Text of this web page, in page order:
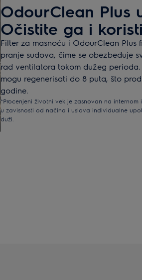
OdourClean Plus
Očistite ga i
Filter za masnoću i OdourClean Plus
pranje sudova, čime se obezbeđuje
rad ventilatora tokom dužeg
mogu regenerisati do 8 puta, što
godine.
*Procenjeni životni vek je zasnovan na
u zavisnosti od načina i uslova individualne
duži.